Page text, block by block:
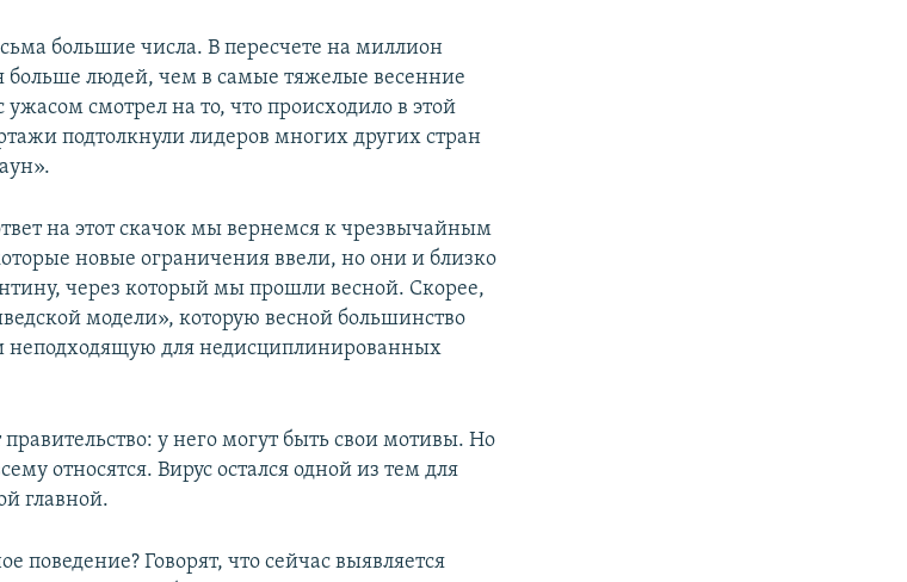
большие числа. В пересчете на миллион
больше людей, чем в самые тяжелые весенние
смотрел на то, что происходило в этой
подтолкнули лидеров многих других стран
на этот скачок мы вернемся к чрезвычайным
новые ограничения ввели, но они и близко
через который мы прошли весной. Скорее,
модели», которую весной большинство
неподходящую для недисциплинированных
у него могут быть свои мотивы. Но
относятся. Вирус остался одной из тем для
главной.
поведение? Говорят, что сейчас выявляется